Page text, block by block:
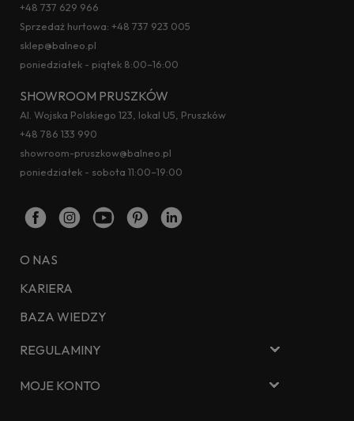
+48 737 629 966
Sprzedaż hurtowa: +48 737 923 005
sklep@balneo.pl
poniedziałek - piątek 8:00–16:00
SHOWROOM PRUSZKÓW
Al. Wojska Polskiego 123, lokal U5, Pruszków
+48 786 133 990
showroom-pruszkow@balneo.pl
poniedziałek - sobota 11:00–19:00
O NAS
KARIERA
BAZA WIEDZY
REGULAMINY
MOJE KONTO